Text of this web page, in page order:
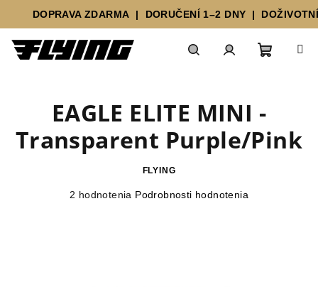
Prejsť
košík
EAGLE ELITE MINI -
Transparent Purple/Pink
FLYING
Priemerné
2 hodnotenia Podrobnosti hodnotenia
DOPRAVA ZDARMA | DORUČENÍ 1–2 DNY | DOŽIVOTNÍ